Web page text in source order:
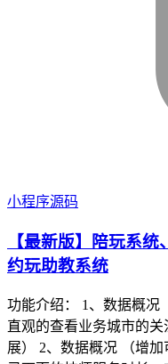
小程序源码
【最新版】陪玩系
约玩助教系统
功能介绍： 1、数据概况
直观的查看业务城市的
展） 2、数据概况 （增